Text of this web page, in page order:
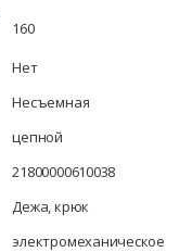
160
Нет
Несъемная
цепной
21800000610038
Дежа, крюк
электромеханическое